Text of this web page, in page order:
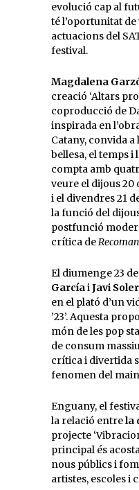
evolució cap al
té l’oportunitat
actuacions del
festival.
Magdalena
creació ‘Altars
coproducció de
inspirada en
Catany, convida
bellesa, el temps i
compta amb
veure el dijous 20
i el divendres 21
la funció del
postfunció
crítica de
El diumenge 23
GarcíaiJavi Soler
en el plató d’un
’23’. Aquesta
món de les pop
de consum
crítica i divertida
fenomen del
Enguany, el
la relació entrela
projecte
principal és
nous públics i
artistes, escoles i